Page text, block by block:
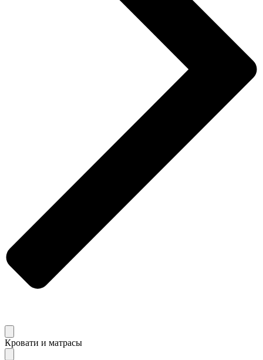
Кровати и матрасы